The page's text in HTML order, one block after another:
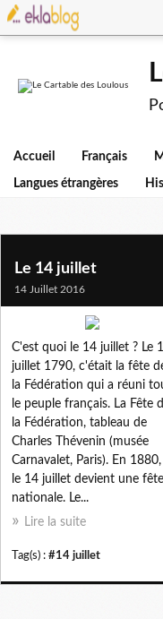
Accueil Français
Langues étrangères
14 juillet
Le 14 juillet
14 Juillet 2016
C'est quoi le 14 juillet ? Le
juillet 1790, c'était la fête
la Fédération qui a réuni
le peuple français. La Fête
la Fédération, tableau de
Charles Thévenin (musée
Carnavalet, Paris). En 1880,
le 14 juillet devient une fête
nationale. Le...
Lire la suite
Tag(s) : #14 juillet